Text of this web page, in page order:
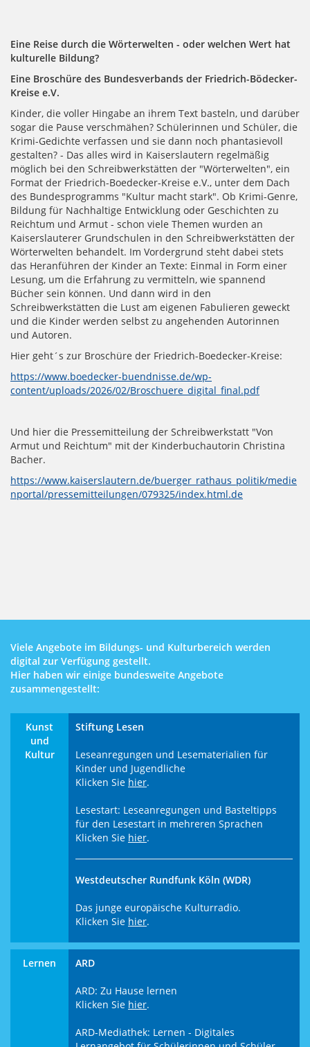
Eine Reise durch die Wörterwelten - oder welchen Wert hat
kulturelle Bildung?
Eine Broschüre des Bundesverbands der Friedrich-Bödecker-
Kreise e.V.
Kinder, die voller Hingabe an ihrem Text basteln, und darüber
sogar die Pause verschmähen? Schülerinnen und Schüler, die
Krimi-Gedichte verfassen und sie dann noch phantasievoll
gestalten? - Das alles wird in Kaiserslautern regelmäßig
möglich bei den Schreibwerkstätten der "Wörterwelten", ein
Format der Friedrich-Boedecker-Kreise e.V., unter dem Dach
des Bundesprogramms "Kultur macht stark". Ob Krimi-Genre,
Bildung für Nachhaltige Entwicklung oder Geschichten zu
Reichtum und Armut - schon viele Themen wurden an
Kaiserslauterer Grundschulen in den Schreibwerkstätten der
Wörterwelten behandelt. Im Vordergrund steht dabei stets
das Heranführen der Kinder an Texte: Einmal in Form einer
Lesung, um die Erfahrung zu vermitteln, wie spannend
Bücher sein können. Und dann wird in den
Schreibwerkstätten die Lust am eigenen Fabulieren geweckt
und die Kinder werden selbst zu angehenden Autorinnen
und Autoren.
Hier geht´s zur Broschüre der Friedrich-Boedecker-Kreise:
https://www.boedecker-buendnisse.de/wp-
content/uploads/2026/02/Broschuere_digital_final.pdf
Und hier die Pressemitteilung der Schreibwerkstatt "Von
Armut und Reichtum" mit der Kinderbuchautorin Christina
Bacher.
https://www.kaiserslautern.de/buerger_rathaus_politik/medie
nportal/pressemitteilungen/079325/index.html.de
Viele Angebote im Bildungs- und Kulturbereich werden
digital zur Verfügung gestellt.
Hier haben wir einige bundesweite Angebote
zusammengestellt:
Kunst
und
Kultur
Stiftung Lesen
Leseanregungen und Lesematerialien für
Kinder und Jugendliche
Klicken Sie hier.
Lesestart: Leseanregungen und Basteltipps
für den Lesestart in mehreren Sprachen
Klicken Sie hier.
Westdeutscher Rundfunk Köln (WDR)
Das junge europäische Kulturradio.
Klicken Sie hier.
Lernen ARD
ARD: Zu Hause lernen
Klicken Sie hier.
ARD-Mediathek: Lernen - Digitales